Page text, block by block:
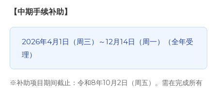
【中期手续补助】
2026年4月1日（周三）～12月14日（周一）（全年受
理）
※补助项目期间截止：令和8年10月2日（周五）。需在完成所有